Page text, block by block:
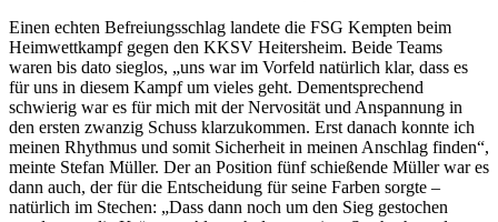
Einen echten Befreiungsschlag landete die FSG Kempten beim
Heimwettkampf gegen den KKSV Heitersheim. Beide Teams
waren bis dato sieglos, „uns war im Vorfeld natürlich klar, dass es
für uns in diesem Kampf um vieles geht. Dementsprechend
schwierig war es für mich mit der Nervosität und Anspannung in
den ersten zwanzig Schuss klarzukommen. Erst danach konnte ich
meinen Rhythmus und somit Sicherheit in meinen Anschlag finden“,
meinte Stefan Müller. Der an Position fünf schießende Müller war es
dann auch, der für die Entscheidung für seine Farben sorgte –
natürlich im Stechen: „Dass dann noch um den Sieg gestochen